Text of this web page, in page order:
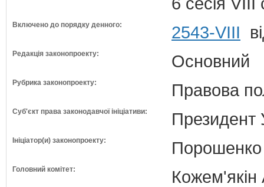
Включено до порядку денного: 2543-VIII
Редакція законопроекту: Основний
Рубрика законопроекту: Правова
Суб'єкт права законодавчої ініціативи: Президент
Ініціатор(и) законопроекту: Порошенко
Головний комітет:
Кожем'якін